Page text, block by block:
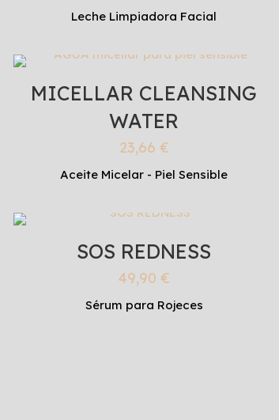
Leche Limpiadora Facial
MICELLAR CLEANSING
WATER
23,66 €
Aceite Micelar - Piel Sensible
SOS REDNESS
49,90 €
Sérum para Rojeces